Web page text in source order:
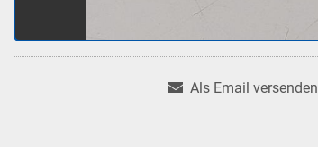
Als Email versenden